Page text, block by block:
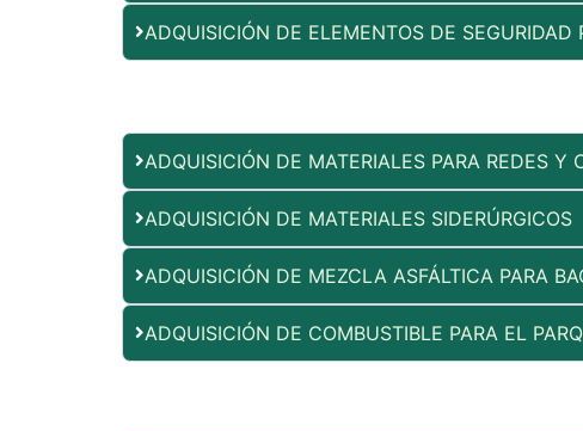
ADQUISICIÓN DE ELEMENTOS DE SEGURIDAD
ADQUISICIÓN DE MATERIALES PARA REDES
ADQUISICIÓN DE MATERIALES SIDERÚRGICOS
ADQUISICIÓN DE MEZCLA ASFÁLTICA PARA
ADQUISICIÓN DE COMBUSTIBLE PARA EL